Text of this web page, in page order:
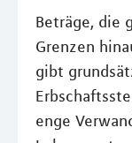
Beträge, die
Grenzen
gibt
enge